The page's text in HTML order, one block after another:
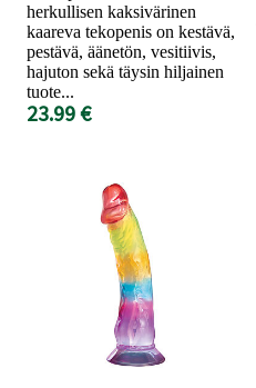
herkullisen kaksivärinen
kaareva tekopenis on kestävä,
pestävä, äänetön, vesitiivis,
hajuton sekä täysin hiljainen
tuote...
23.99 €